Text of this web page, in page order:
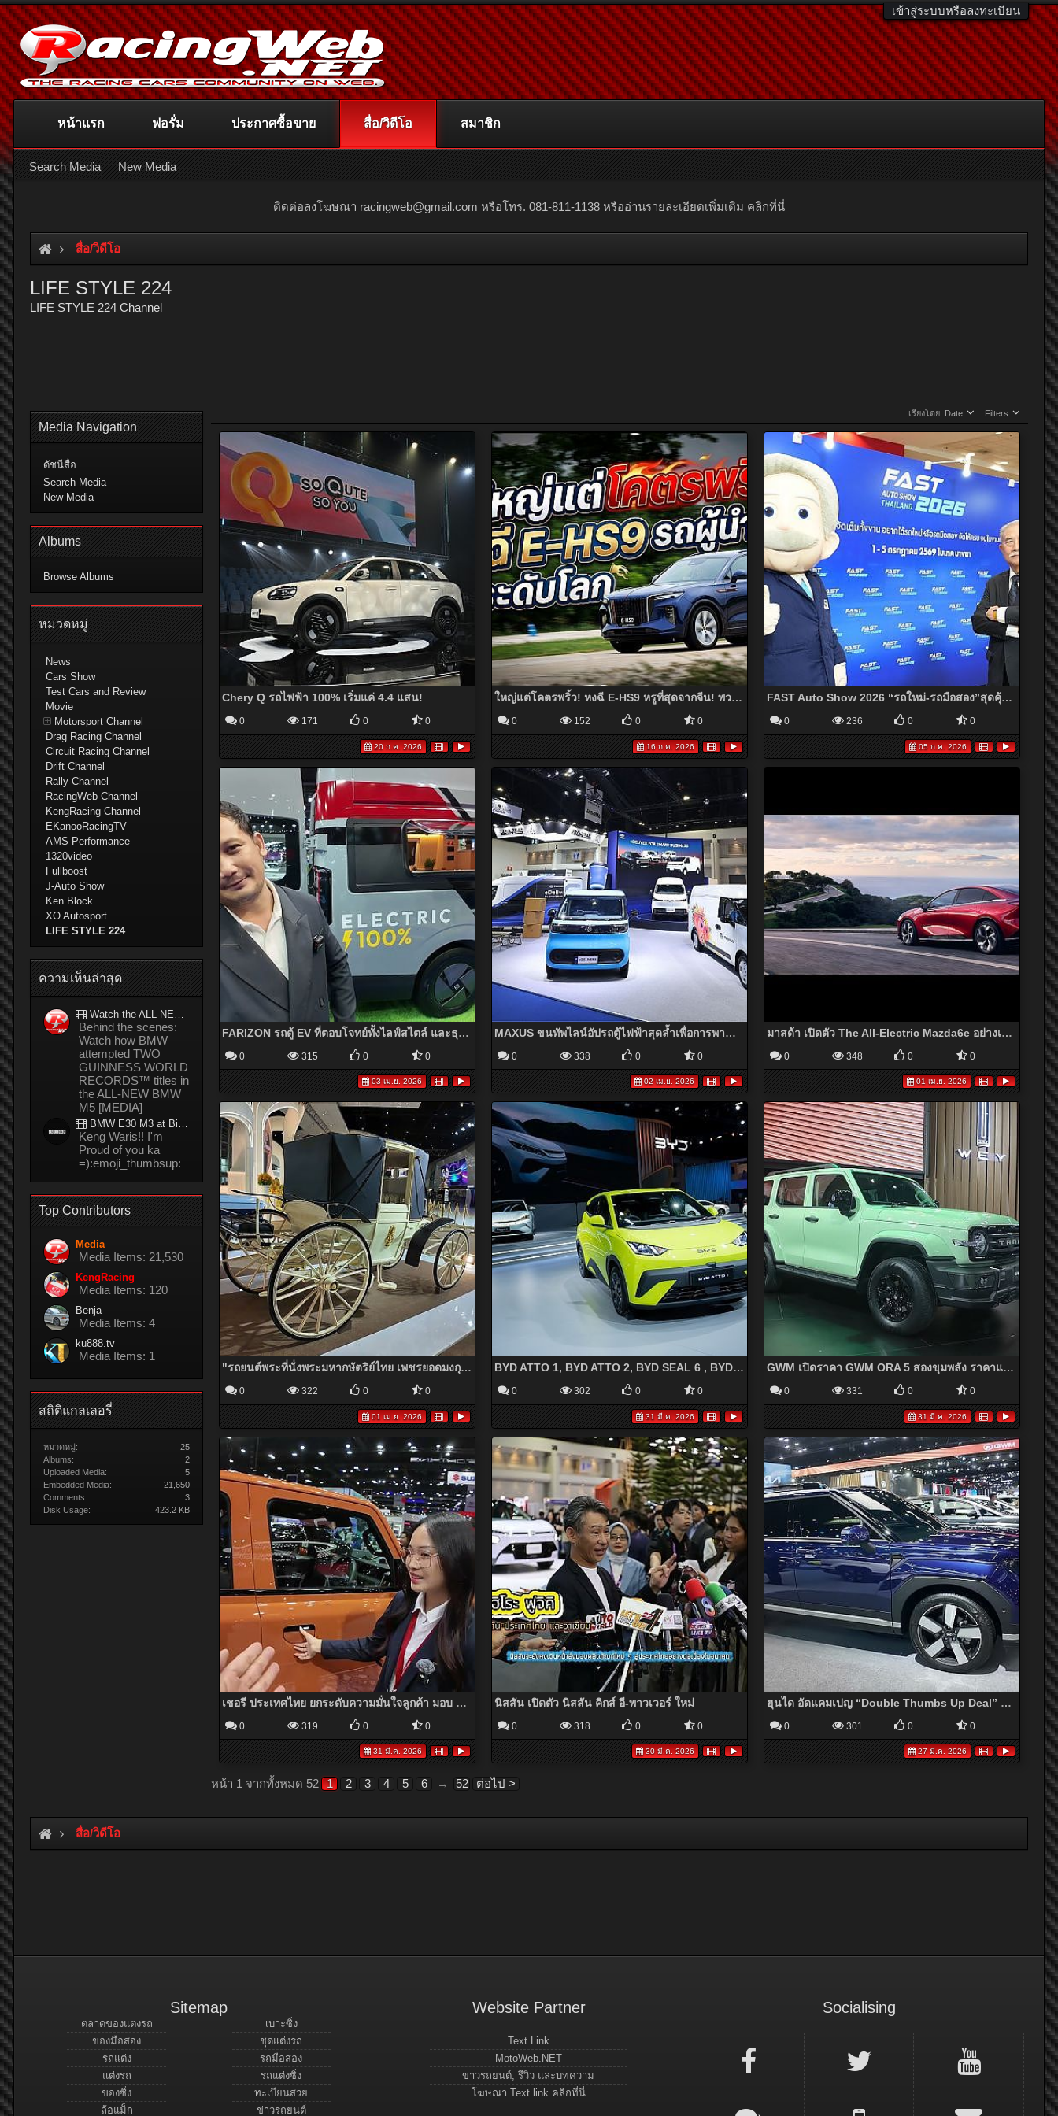
เข้าสู่ระบบหรือลงทะเบียน
ติดต่อลงโฆษณา racingweb@gmail.com หรือโทร. 081-811-1138 หรืออ่านรายละเอียดเพิ่มเติม คลิกที่นี่
สื่อ/วิดีโอ
LIFE STYLE 224
LIFE STYLE 224 Channel
เรียงโดย: Date Filters
Chery Q รถไฟฟ้า 100% เริ่มแค่ 4.4 แสน!
0 171 0 0
20 ก.ค. 2026
ใหญ่แต่โคตรพริ้ว! หงฉี E-HS9 หรูที่สุดจากจีน! พวงมาลัยขวา คันแรกในไทย
0 152 0 0
16 ก.ค. 2026
FAST Auto Show 2026 “รถใหม่-รถมือสอง”สุดคุ้ม วันนี้ – 5 ก.ค. ที่ไบเทค
0 236 0 0
05 ก.ค. 2026
FARIZON รถตู้ EV ที่ตอบโจทย์ทั้งไลฟ์สไตล์ และธุรกิจ
0 315 0 0
03 เม.ย. 2026
MAXUS ขนทัพไลน์อัปรถตู้ไฟฟ้าสุดล้ำเพื่อการพาณิชย์ ในงานมอเตอร์โชว์ ครั้งที่ 47
0 338 0 0
02 เม.ย. 2026
มาสด้า เปิดตัว The All-Electric Mazda6e อย่างเป็นทางการ ด้วยราคาจำหน่ายเริ่มต้น 1,169,000 บาท
0 348 0 0
01 เม.ย. 2026
"รถยนต์พระที่นั่งพระมหากษัตริย์ไทย เพชรยอดมงกุฎ" ที่หาชมได้ยาก ที่งานมอเตอร์โชว์ครั้งที่47
0 322 0 0
01 เม.ย. 2026
BYD ATTO 1, BYD ATTO 2, BYD SEAL 6 , BYD SEALION 5 DM-i และ DENZA
0 302 0 0
31 มี.ค. 2026
GWM เปิดราคา GWM ORA 5 สองขุมพลัง ราคาแนะนำช่วงเปิดตัวรุ่น HEV 709,000-779,000 บาท
0 331 0 0
31 มี.ค. 2026
เชอรี ประเทศไทย ยกระดับความมั่นใจลูกค้า มอบ Lifetime Warranty สำหรับ Chery Q และ Chery V23
0 319 0 0
31 มี.ค. 2026
นิสสัน เปิดตัว นิสสัน คิกส์ อี-พาวเวอร์ ใหม่
0 318 0 0
30 มี.ค. 2026
ฮุนได อัดแคมเปญ “Double Thumbs Up Deal” ลดสูงสุด 400,000 บาท รับส่วนลดเพิ่มอีก 30,000 บาท
0 301 0 0
27 มี.ค. 2026
หน้า 1 จากทั้งหมด 52 1 2 3 4 5 6 → 52 ต่อไป >
Media Navigation
ดัชนีสื่อ
Search Media
New Media
Albums
Browse Albums
หมวดหมู่
News
Cars Show
Test Cars and Review
Movie
Motorsport Channel
Drag Racing Channel
Circuit Racing Channel
Drift Channel
Rally Channel
RacingWeb Channel
KengRacing Channel
EKanooRacingTV
AMS Performance
1320video
Fullboost
J-Auto Show
Ken Block
XO Autosport
LIFE STYLE 224
ความเห็นล่าสุด
Watch the ALL-NEW BMW M5 refuel mid-drift to take TWO GUINNESS WORLD RECORDS™ titles
Behind the scenes:
Watch how BMW
attempted TWO
GUINNESS WORLD
RECORDS™ titles in
the ALL-NEW BMW
M5 [MEDIA]
BMW E30 M3 at Bira circuit Thailand in 02/2008
Keng Waris!! I'm
Proud of you ka
=):emoji_thumbsup:
Top Contributors
Media
Media Items: 21,530
KengRacing
Media Items: 120
Benja
Media Items: 4
ku888.tv
Media Items: 1
สถิติแกลเลอรี่
หมวดหมู่:
25
Albums:
2
Uploaded Media:
5
Embedded Media:
21,650
Comments:
3
Disk Usage:
423.2 KB
สื่อ/วิดีโอ
หน้าแรก ฟอรั่ม ประกาศซื้อขาย สื่อ/วิดีโอ
Search Media New Media
สมาชิก
Sitemap
ตลาดของแต่งรถ
ของมือสอง
รถแต่ง
แต่งรถ
ของซิ่ง
ล้อแม็ก
เบาะซิ่ง
ชุดแต่งรถ
รถมือสอง
รถแต่งซิ่ง
ทะเบียนสวย
ข่าวรถยนต์
Website Partner
Text Link
MotoWeb.NET
ข่าวรถยนต์, รีวิว และบทความ
โฆษณา Text link คลิกที่นี่
Socialising